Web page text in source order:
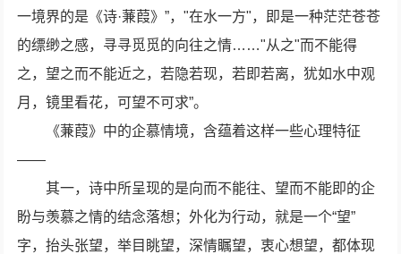
一境界的是《诗·蒹葭》”，"在水一方"，即是一种茫茫苍苍
的缥缈之感，寻寻觅觅的向往之情……"从之"而不能得
之，望之而不能近之，若隐若现，若即若离，犹如水中观
月，镜里看花，可望不可求”。
《蒹葭》中的企慕情境，含蕴着这样一些心理特征
——
其一，诗中所呈现的是向而不能往、望而不能即的企
盼与羡慕之情的结念落想；外化为行动，就是一个“望”
字，抬头张望，举目眺望，深情瞩望，衷心想望，都体现